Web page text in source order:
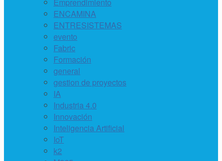
ENCAMINA
ENTRESISTEMAS
evento
Fabric
Formación
general
gestion de proyectos
IA
Industria 4.0
Innovación
Inteligencia Artificial
IoT
k2